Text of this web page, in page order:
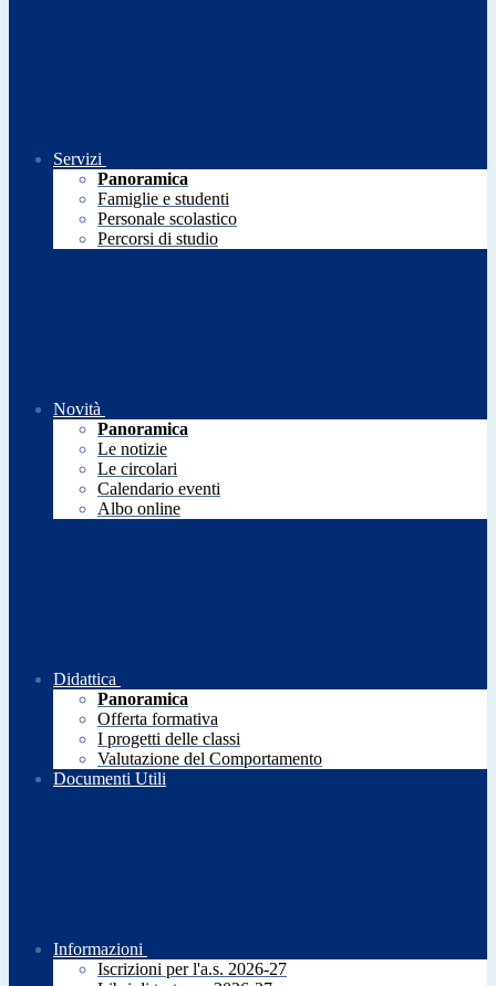
Servizi
Panoramica
Famiglie e studenti
Personale scolastico
Percorsi di studio
Novità
Panoramica
Le notizie
Le circolari
Calendario eventi
Albo online
Didattica
Panoramica
Offerta formativa
I progetti delle classi
Valutazione del Comportamento
Documenti Utili
Informazioni
Iscrizioni per l'a.s. 2026-27